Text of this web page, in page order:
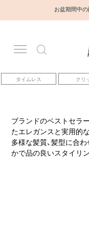
お盆期間中
タイムレス クリ
アカウント
アイテム
ベストセラー
コレクション
ブランドのベストセラ
たエレガンスと実用的
多様な髪質、髪型に合
かで品の良いスタイリ